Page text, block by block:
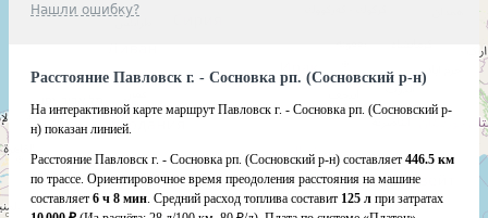
Нашли ошибку?
Расстояние Павловск г. - Сосновка рп. (Сосновский р-н)
На интерактивной карте маршрут Павловск г. - Сосновка рп. (Сосновский р-
н) показан линией.
Расстояние Павловск г. - Сосновка рп. (Сосновский р-н) составляет 446.5 км
по трассе. Ориентировочное время преодоления расстояния на машине
составляет 6 ч 8 мин. Средний расход топлива составит 125 л при затратах